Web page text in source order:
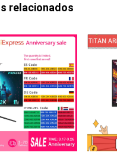
relacionados